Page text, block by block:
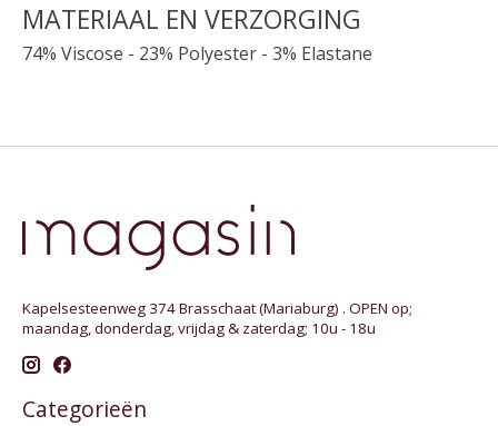
MATERIAAL EN VERZORGING
74% Viscose - 23% Polyester - 3% Elastane
Kapelsesteenweg 374 Brasschaat (Mariaburg) . OPEN op;
maandag, donderdag, vrijdag & zaterdag; 10u - 18u
Categorieën